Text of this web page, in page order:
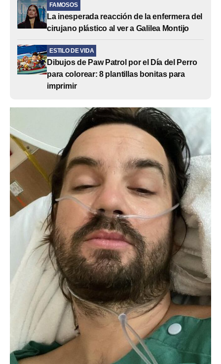
FAMOSOS
La inesperada reacción de la enfermera del
cirujano plástico al ver a Galilea Montijo
ESTILO DE VIDA
Dibujos de Paw Patrol por el Día del Perro
para colorear: 8 plantillas bonitas para
imprimir